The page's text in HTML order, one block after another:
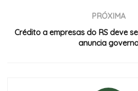
PRÓXIMA
Crédito a empresas do RS deve
anuncia